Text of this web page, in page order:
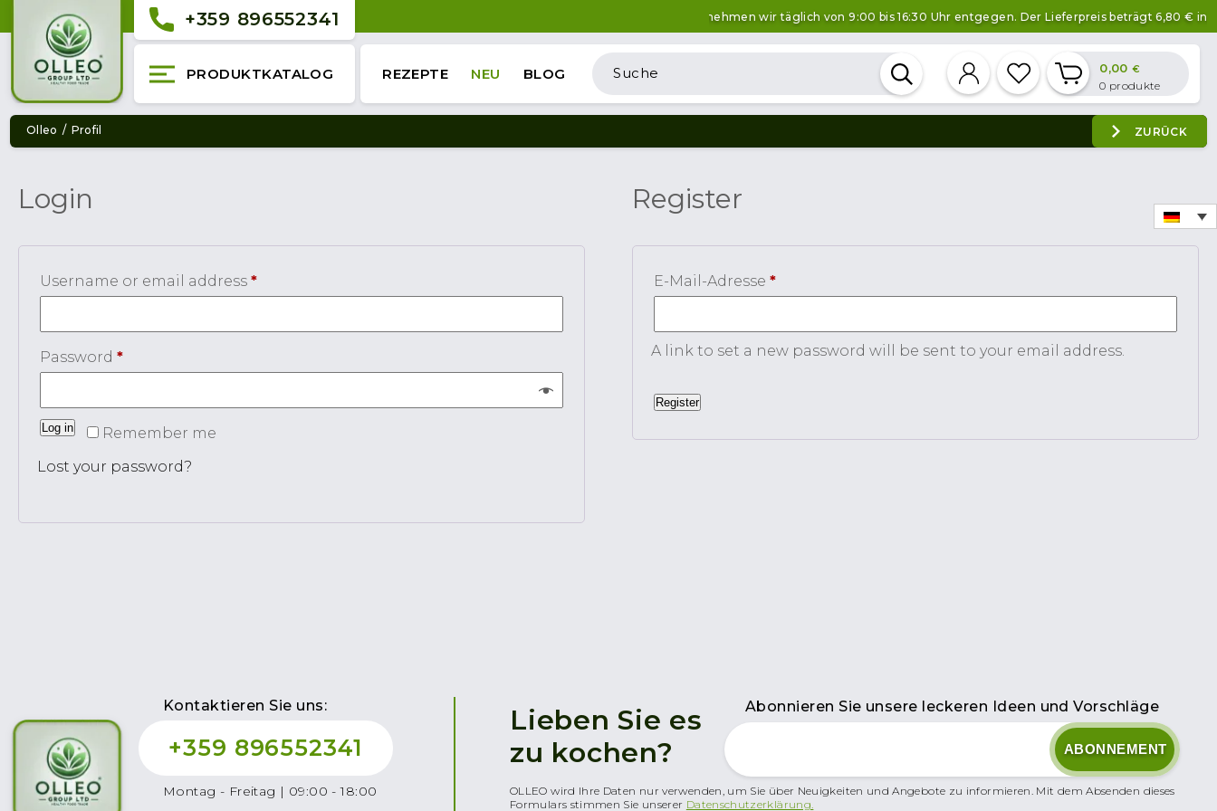
Bestellungen nehmen wir täglich von 9:00 bis 16:30 Uhr entgegen. Der Lieferpreis beträgt 6,80 €
+359 896552341
PRODUKTKATALOG REZEPTE NEU BLOG 0,00€
0 produkte
Olleo Profil ZURÜCK
Login
Username or email address *Required
Password *Required
Remember me
Log in
Lost your password?
Register
E-Mail-Adresse*Required
A link to set a new password will be sent to your email address.
Register
Kontaktieren Sie uns:
+359 896552341
Montag - Freitag | 09:00 - 18:00
Lieben Sie es
zu kochen?
Abonnieren Sie unsere leckeren Ideen und Vorschläge
OLLEO wird Ihre Daten nur verwenden, um Sie über Neuigkeiten und Angebote zu informieren. Mit dem Absenden dieses
Formulars stimmen Sie unserer Datenschutzerklärung.